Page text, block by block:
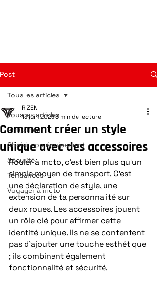
Post
Tous les articles
Actualités
Choisir son équipement
Sécurité
Tendances
Voyager à moto
Tous les articles
Comment créer un style
unique avec des accessoires
RIZEN
13 juin 20253 min de lecture
Rouler à moto, c’est bien plus qu’un
simple moyen de transport. C’est
une déclaration de style, une
extension de ta personnalité sur
deux roues. Les accessoires jouent
un rôle clé pour affirmer cette
identité unique. Ils ne se contentent
pas d’ajouter une touche esthétique
; ils combinent également
fonctionnalité et sécurité.